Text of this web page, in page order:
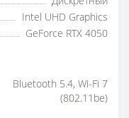
Intel UHD Graphics
GeForce RTX 4050
Bluetooth 5.4, Wi-Fi 7
(802.11be)